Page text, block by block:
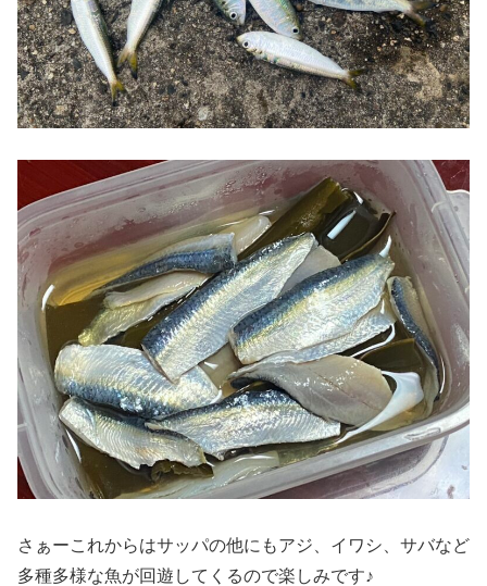
さぁーこれからはサッパの他にもアジ、イワシ、サバなど
多種多様な魚が回遊してくるので楽しみです♪